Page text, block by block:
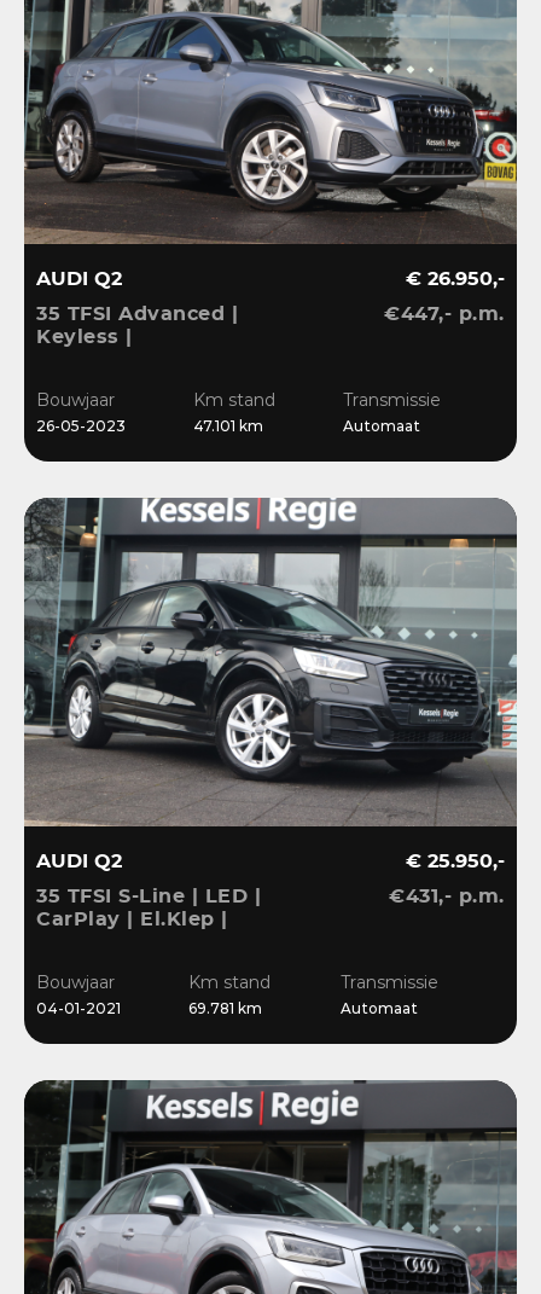
AUDI Q2
35 TFSI Advanced |
Keyless |
Navi | Sensoren | 17”
€ 26.950,-
€447,- p.m.
Bouwjaar
26-05-2023
Km stand
47.101 km
Transmissie
Automaat
AUDI Q2
35 TFSI S-Line | LED |
CarPlay | El.Klep |
€ 25.950,-
€431,- p.m.
Bouwjaar
04-01-2021
Km stand
69.781 km
Transmissie
Automaat